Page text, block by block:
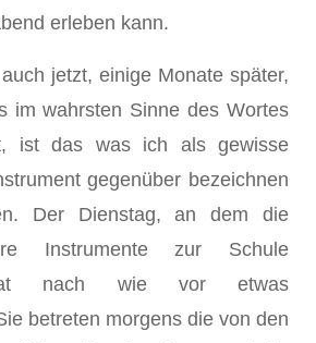
erleben kann.
jetzt, einige Monate später,
im wahrsten Sinne des Wortes
ist das was ich als gewisse
gegenüber bezeichnen
Der Dienstag, an dem die
Instrumente zur Schule
nach wie vor etwas
betreten morgens die von den